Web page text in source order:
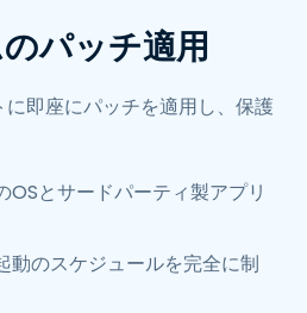
パッチ適用
即座にパッチを適用し、保護
とサードパーティ製アプリ
動のスケジュールを完全に制